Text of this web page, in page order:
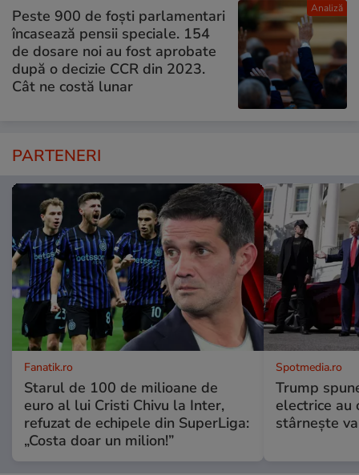
Analiză
Peste 900 de foști parlamentari
încasează pensii speciale. 154
de dosare noi au fost aprobate
după o decizie CCR din 2023.
Cât ne costă lunar
PARTENERI
Fanatik.ro
Starul de 100 de milioane de
euro al lui Cristi Chivu la Inter,
refuzat de echipele din SuperLiga:
„Costa doar un milion!”
Spotmedia.ro
Trump
electrice au
stârnește